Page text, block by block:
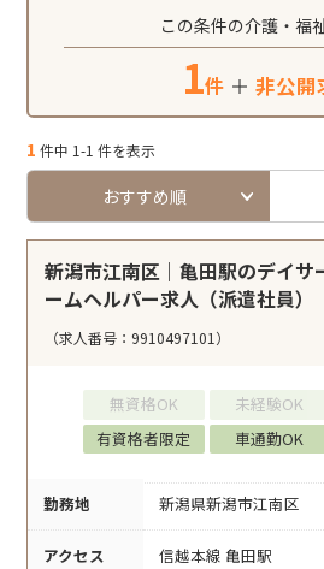
この条件の介護・福
1件 ＋ 非公開
1 件中 1-1 件を表示
おすすめ順
新潟市江南区｜亀田駅のデイサ
ームヘルパー求人（派遣社員）
（求人番号：9910497101）
無資格OK 未経験OK
有資格者限定
車通勤OK
勤務地 新潟県新潟市江南区
アクセス 信越本線 亀田駅